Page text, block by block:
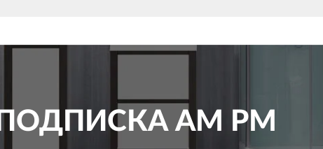
ПОДПИСКАAM PM